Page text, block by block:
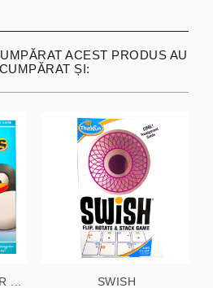
ACEST PRODUS AU
ȘI:
... SWISH